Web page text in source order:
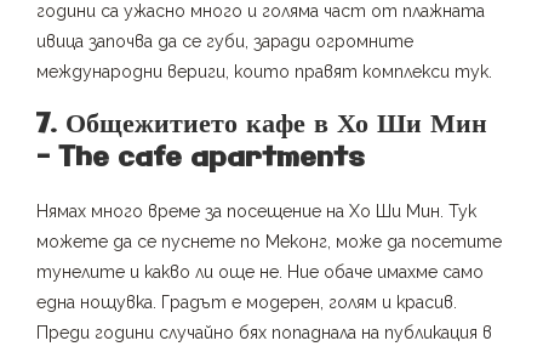
години са ужасно много и голяма част от плажната
ивица започва да се губи, заради огромните
международни вериги, които правят комплекси тук.
7. Общежитието кафе в Хо Ши Мин
– The cafe apartments
Нямах много време за посещение на Хо Ши Мин. Тук
можете да се пуснете по Меконг, може да посетите
тунелите и какво ли още не. Ние обаче имахме само
една нощувка. Градът е модерен, голям и красив.
Преди години случайно бях попаднала на публикация в